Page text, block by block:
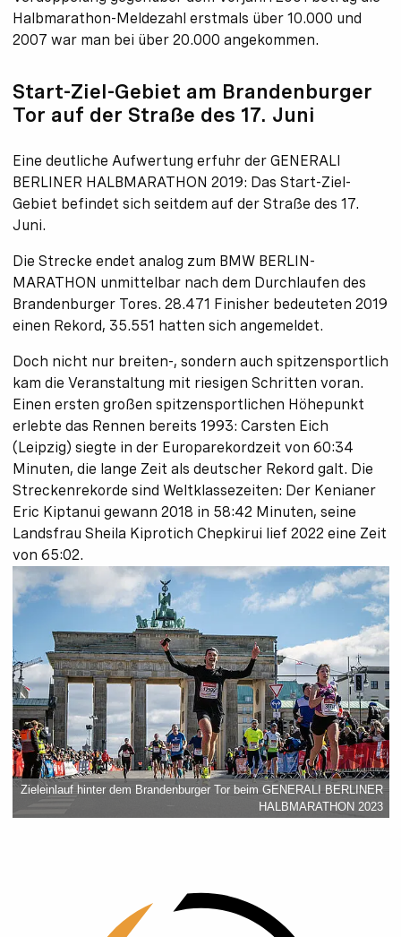
Halbmarathon-Meldezahl erstmals über 10.000 und
2007 war man bei über 20.000 angekommen.
Start-Ziel-Gebiet am Brandenburger
Tor auf der Straße des 17. Juni
Eine deutliche Aufwertung erfuhr der GENERALI
BERLINER HALBMARATHON 2019: Das Start-Ziel-
Gebiet befindet sich seitdem auf der Straße des 17.
Juni.
Die Strecke endet analog zum BMW BERLIN-
MARATHON unmittelbar nach dem Durchlaufen des
Brandenburger Tores. 28.471 Finisher bedeuteten 2019
einen Rekord, 35.551 hatten sich angemeldet.
Doch nicht nur breiten-, sondern auch spitzensportlich
kam die Veranstaltung mit riesigen Schritten voran.
Einen ersten großen spitzensportlichen Höhepunkt
erlebte das Rennen bereits 1993: Carsten Eich
(Leipzig) siegte in der Europarekordzeit von 60:34
Minuten, die lange Zeit als deutscher Rekord galt. Die
Streckenrekorde sind Weltklassezeiten: Der Kenianer
Eric Kiptanui gewann 2018 in 58:42 Minuten, seine
Landsfrau Sheila Kiprotich Chepkirui lief 2022 eine Zeit
von 65:02.
Zieleinlauf hinter dem Brandenburger Tor beim GENERALI BERLINER
HALBMARATHON 2023